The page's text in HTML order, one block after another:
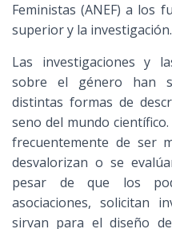
Feministas (ANEF) a los
superior y la investigación.
Las investigaciones y
sobre el género han
distintas formas de
seno del mundo
frecuentemente de ser
desvalorizan o se
pesar de que los
asociaciones, solicitan
sirvan para el diseño